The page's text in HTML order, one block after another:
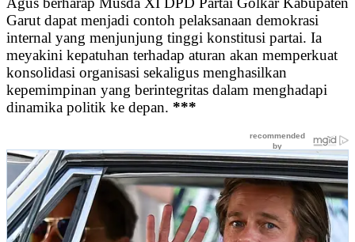
Garut dapat menjadi contoh pelaksanaan demokrasi
internal yang menjunjung tinggi konstitusi partai. Ia
meyakini kepatuhan terhadap aturan akan memperkuat
konsolidasi organisasi sekaligus menghasilkan
kepemimpinan yang berintegritas dalam menghadapi
dinamika politik ke depan. ***